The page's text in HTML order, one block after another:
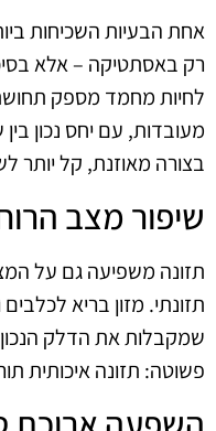
אחת הבעיות השכיחות
רק באסתטיקה – אלא
לחיות מחמד מספק תחושת
מעובדות, עם יחס נכון
בצורה מאוזנת, קל יותר
שיפור מצב
תזונה משפיעה גם על
תזונתי. מזון בריא לכלבים
שמקבלות את הדלק הנכון
פשוטה: תזונה איכותית